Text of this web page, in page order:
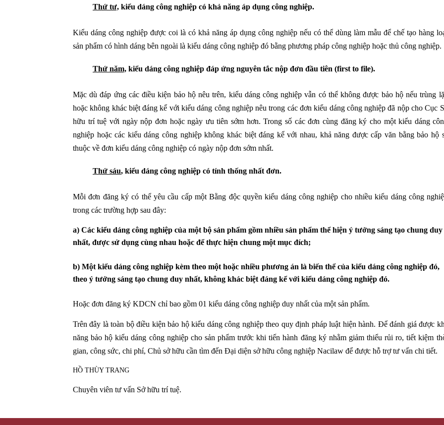
Thứ tư, kiểu dáng công nghiệp có khả năng áp dụng công nghiệp.
Kiểu dáng công nghiệp được coi là có khả năng áp dụng công nghiệp nếu có thể dùng làm mẫu để chế tạo hàng
sản phẩm có hình dáng bên ngoài là kiểu dáng công nghiệp đó bằng phương pháp công nghiệp hoặc thủ công nghiệp.
Thứ năm, kiểu dáng công nghiệp đáp ứng nguyên tắc nộp đơn đầu tiên (first to file).
Mặc dù đáp ứng các điều kiện bảo hộ nêu trên, kiểu dáng công nghiệp vẫn có thể không được bảo hộ nếu trùng
hoặc không khác biệt đáng kể với kiểu dáng công nghiệp nêu trong các đơn kiểu dáng công nghiệp đã nộp cho Cục
hữu trí tuệ với ngày nộp đơn hoặc ngày ưu tiên sớm hơn. Trong số các đơn cùng đăng ký cho một kiểu dáng
nghiệp hoặc các kiểu dáng công nghiệp không khác biệt đáng kể với nhau, khả năng được cấp văn bằng bảo hộ
thuộc về đơn kiểu dáng công nghiệp có ngày nộp đơn sớm nhất.
Thứ sáu, kiểu dáng công nghiệp có tính thống nhất đơn.
Mỗi đơn đăng ký có thể yêu cầu cấp một Bằng độc quyền kiểu dáng công nghiệp cho nhiều kiểu dáng công
trong các trường hợp sau đây:
a) Các kiểu dáng công nghiệp của một bộ sản phẩm gồm nhiều sản phẩm thể hiện ý tưởng sáng tạo chung duy
nhất, được sử dụng cùng nhau hoặc để thực hiện chung một mục đích;
b) Một kiểu dáng công nghiệp kèm theo một hoặc nhiều phương án là biến thể của kiểu dáng công nghiệp đó,
theo ý tưởng sáng tạo chung duy nhất, không khác biệt đáng kể với kiểu dáng công nghiệp đó.
Hoặc đơn đăng ký KDCN chỉ bao gồm 01 kiểu dáng công nghiệp duy nhất của một sản phẩm.
Trên đây là toàn bộ điều kiện bảo hộ kiểu dáng công nghiệp theo quy định pháp luật hiện hành. Để đánh giá được
năng bảo hộ kiểu dáng công nghiệp cho sản phẩm trước khi tiến hành đăng ký nhằm giảm thiểu rủi ro, tiết kiệm
gian, công sức, chi phí, Chủ sở hữu cần tìm đến Đại diện sở hữu công nghiệp Nacilaw để được hỗ trợ tư vấn chi tiết.
HỒ THÙY TRANG
Chuyên viên tư vấn Sở hữu trí tuệ.